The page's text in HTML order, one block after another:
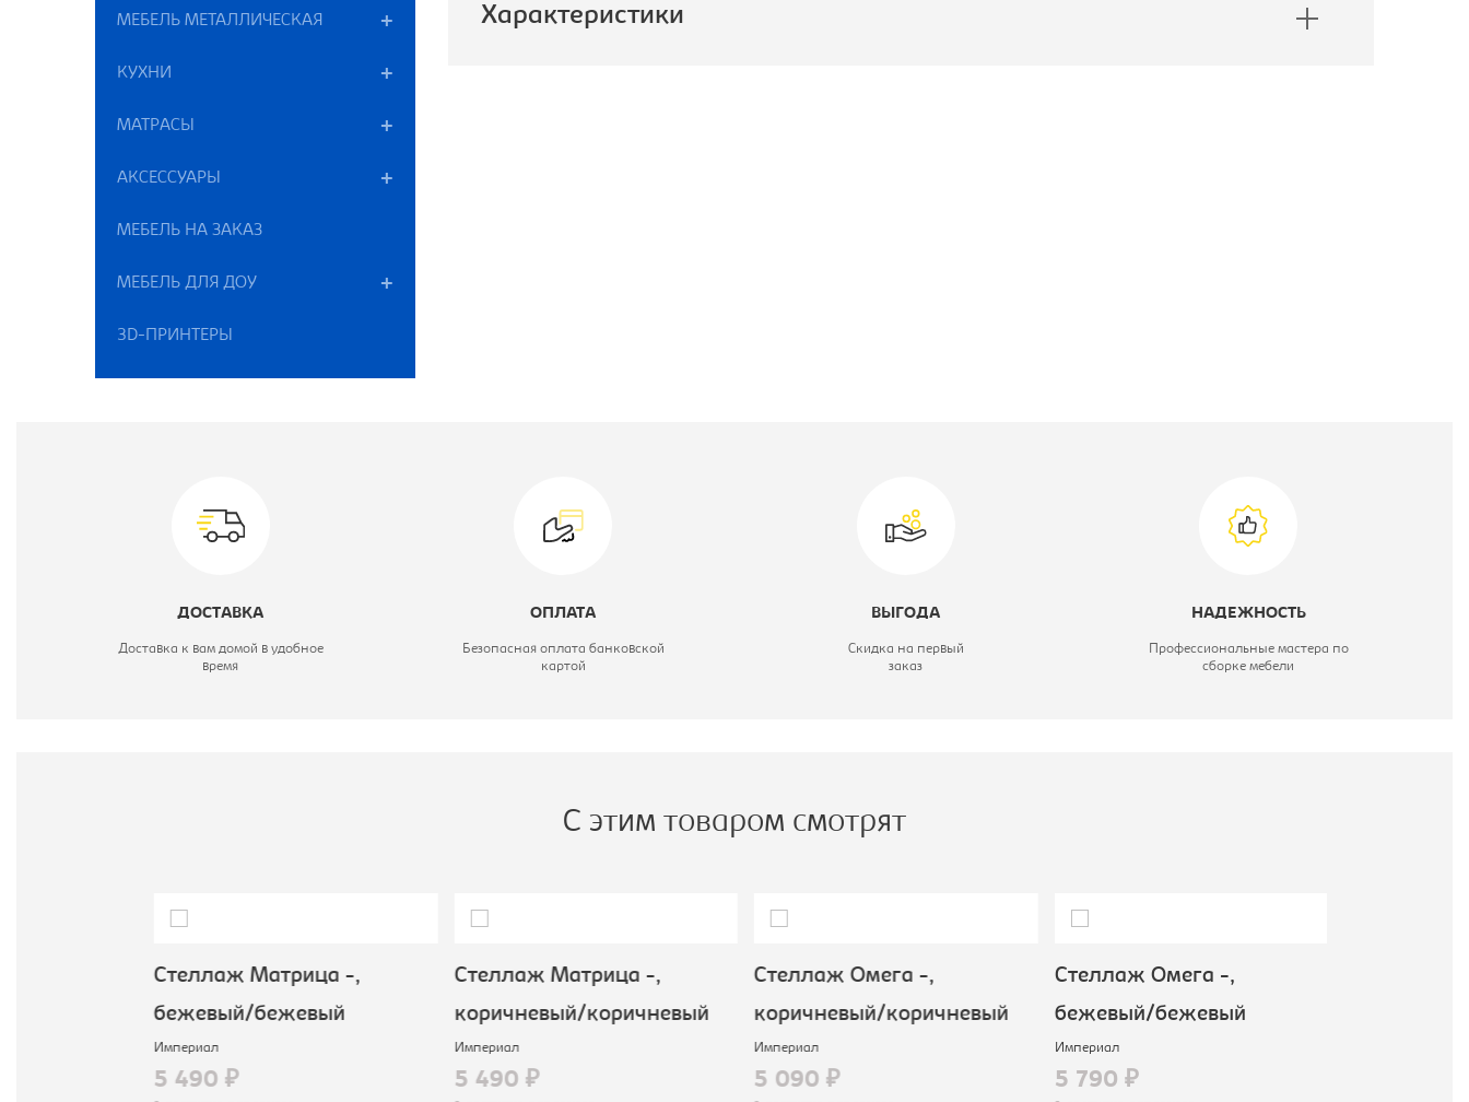
МЕБЕЛЬ МЕТАЛЛИЧЕСКАЯ
КУХНИ
МАТРАСЫ
АКСЕССУАРЫ
МЕБЕЛЬ НА ЗАКАЗ
МЕБЕЛЬ ДЛЯ ДОУ
3D-ПРИНТЕРЫ
Характеристики
ДОСТАВКА
Доставка к вам домой в удобное
время
ОПЛАТА
Безопасная оплата банковской
картой
ВЫГОДА
Скидка на первый
заказ
НАДЕЖНОСТЬ
Профессиональные мастера по
сборке мебели
С этим товаром смотрят
Стеллаж Матрица -,
бежевый/бежевый
Империал
5 490 ₽
Стеллаж Матрица -,
коричневый/коричневый
Империал
5 490 ₽
Стеллаж Омега -,
коричневый/коричневый
Империал
5 090 ₽
Стеллаж Омега -,
бежевый/бежевый
Империал
5 790 ₽